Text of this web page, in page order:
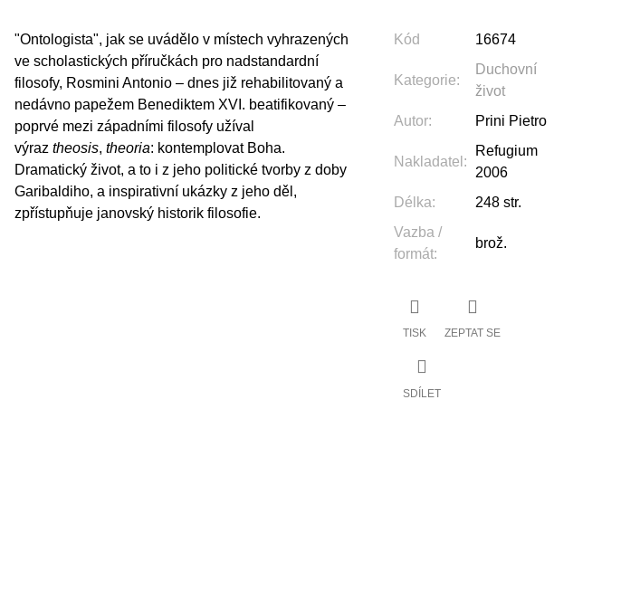
"Ontologista", jak se uvádělo v místech vyhrazených
ve scholastických příručkách pro nadstandardní
filosofy, Rosmini Antonio – dnes již rehabilitovaný a
nedávno papežem Benediktem XVI. beatifikovaný –
poprvé mezi západními filosofy užíval
výraz theosis, theoria: kontemplovat Boha.
Dramatický život, a to i z jeho politické tvorby z doby
Garibaldiho, a inspirativní ukázky z jeho děl,
zpřístupňuje janovský historik filosofie.
Kód 16674
Kategorie:
Duchovní
život
Autor: Prini Pietro
Nakladatel :
Refugium
2006
Délka:
248 str.
Vazba /
formát:
brož.
TISK ZEPTAT SE
SDÍLET